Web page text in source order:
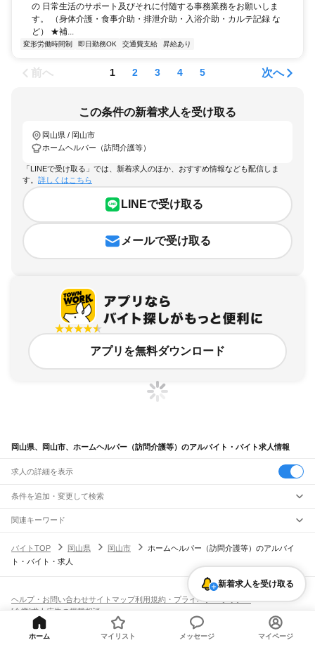
の 日常生活のサポート及びそれに付随する事務業務をお願いしま
す。 （身体介護・食事介助・排泄介助・入浴介助・カルテ記録 な
ど） ★補...
変形労働時間制 即日勤務OK 交通費支給 昇給あり
前へ 1 2 3 4 5 次へ
この条件の新着求人を受け取る
岡山県 / 岡山市
ホームヘルパー（訪問介護等）
「LINEで受け取る」では、新着求人のほか、おすすめ情報なども配信しま
す。 詳しくはこちら
LINEで受け取る
メールで受け取る
アプリを無料ダウンロード
岡山県、岡山市、ホームヘルパー（訪問介護等）のアルバイト・バイト求人情報
求人の詳細を表示
条件を追加・変更して検索
市区町村を追加・変更
岡山県すべて
岡山市 すべて
高梁市 新見市
真庭市美作市浅口市和気郡都窪郡浅口郡小田郡真庭郡苫田郡勝田郡英田郡
久米郡
駅を追加・変更
東岡山駅高島駅西川原駅岡山駅
JR山陽本線(岡山～三原)
岡山駅 北長瀬駅庭瀬駅
JR赤穂線
職種を追加・変更
飲食・フードサービスすべて
ホールスタッフキッチンスタッフ
パン屋（ベーカリー）
フードカウンター販売員
バー（BAR）・バーテンダー
飲食店補助（開店・閉店準備） 飲食店（店長・マネージャー）
人気
日払いOK
学生歓迎 髪型・髪色自由
ネイルOK
ピアスOK
オープニングスタッフ
留学生・外国人活躍中
雇用形態を追加・変更
アルバイト・パート
都道府県を変更
関連キーワード
岡山県 岡山市 ホームヘルパー岡山県 訪問介護ヘルパー岡山県 岡山市 介護職
岡山県 岡山市 訪問介護
バイトTOP 岡山県 岡山市
ホームヘルパー（訪問介護等）のアルバイ
ト・バイト・求人
新着求人を受け取る
ヘルプ・お問い合わせサイトマップ利用規約・プライバシーポリシー
[企業]求人広告の掲載相談
ホーム マイリスト メッセージ マイページ